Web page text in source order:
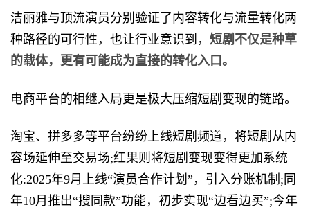
洁丽雅与顶流演员分别验证了内容转化与流量转化两
种路径的可行性，也让行业意识到， 短剧不仅是种草
的载体，更有可能成为直接的转化入口。
电商平台的相继入局更是极大压缩短剧变现的链路。
淘宝、拼多多等平台纷纷上线短剧频道，将短剧从内
容场延伸至交易场;红果则将短剧变现变得更加系统
化:2025年9月上线“演员合作计划”，引入分账机制;同
年10月推出“搜同款”功能，初步实现“边看边买”;今年